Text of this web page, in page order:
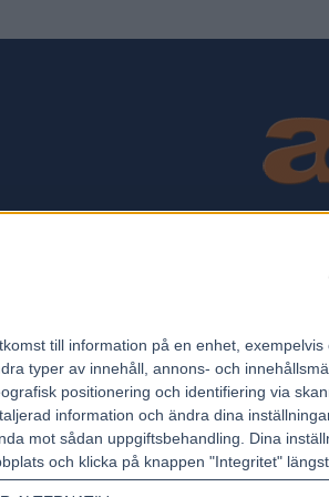
till information på en enhet,
typer av innehåll, annons- och
positionering och identifiering via
information och ändra dina
mot sådan uppgiftsbehandling. Dina
och klicka på knappen "Integritet"
Allt Om Trav -